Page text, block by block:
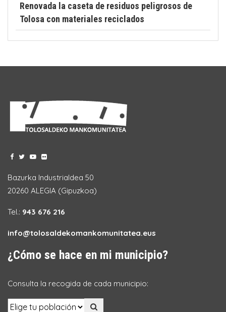
Renovada la caseta de residuos peligrosos de
Tolosa con materiales reciclados
Bazurka Industrialdea 50
20260 ALEGIA (Gipuzkoa)
Tel.: 943 676 216
info@tolosaldekomankomunitatea.eus
¿Cómo se hace en mi municipio?
Consulta la recogida de cada municipio: